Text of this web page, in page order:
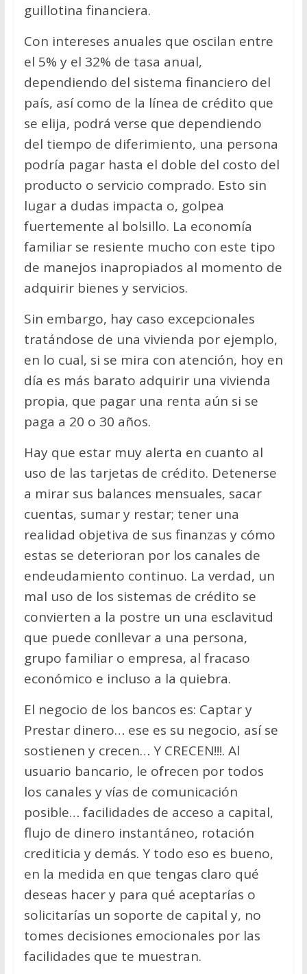
guillotina financiera.
Con intereses anuales que oscilan entre
el 5% y el 32% de tasa anual,
dependiendo del sistema financiero del
país, así como de la línea de crédito que
se elija, podrá verse que dependiendo
del tiempo de diferimiento, una persona
podría pagar hasta el doble del costo del
producto o servicio comprado. Esto sin
lugar a dudas impacta o, golpea
fuertemente al bolsillo. La economía
familiar se resiente mucho con este tipo
de manejos inapropiados al momento de
adquirir bienes y servicios.
Sin embargo, hay caso excepcionales
tratándose de una vivienda por ejemplo,
en lo cual, si se mira con atención, hoy en
día es más barato adquirir una vivienda
propia, que pagar una renta aún si se
paga a 20 o 30 años.
Hay que estar muy alerta en cuanto al
uso de las tarjetas de crédito. Detenerse
a mirar sus balances mensuales, sacar
cuentas, sumar y restar; tener una
realidad objetiva de sus finanzas y cómo
estas se deterioran por los canales de
endeudamiento continuo. La verdad, un
mal uso de los sistemas de crédito se
convierten a la postre un una esclavitud
que puede conllevar a una persona,
grupo familiar o empresa, al fracaso
económico e incluso a la quiebra.
El negocio de los bancos es: Captar y
Prestar dinero… ese es su negocio, así se
sostienen y crecen… Y CRECEN!!!. Al
usuario bancario, le ofrecen por todos
los canales y vías de comunicación
posible… facilidades de acceso a capital,
flujo de dinero instantáneo, rotación
crediticia y demás. Y todo eso es bueno,
en la medida en que tengas claro qué
deseas hacer y para qué aceptarías o
solicitarías un soporte de capital y, no
tomes decisiones emocionales por las
facilidades que te muestran.